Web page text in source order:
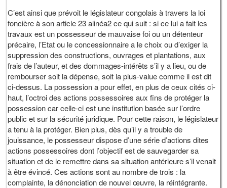
C’est ainsi que prévoit le législateur congolais à travers la loi
foncière à son article 23 alinéa2 ce qui suit : si ce lui a fait les
travaux est un possesseur de mauvaise foi ou un détenteur
précaire, l’Etat ou le concessionnaire a le choix ou d’exiger la
suppression des constructions, ouvrages et plantations, aux
frais de l’auteur, et des dommages-intérêts s’il y a lieu, ou de
rembourser soit la dépense, soit la plus-value comme il est dit
ci-dessus. La possession a pour effet, en plus de ceux cités ci-
haut, l’octroi des actions possessoires aux fins de protéger la
possession car celle-ci est une institution basée sur l’ordre
public et sur la sécurité juridique. Pour cette raison, le législateur
a tenu à la protéger. Bien plus, dès qu’il y a trouble de
jouissance, le possesseur dispose d’une série d’actions dites
actions possessoires dont l’objectif est de sauvegarder sa
situation et de le remettre dans sa situation antérieure s’il venait
à être évincé. Ces actions sont au nombre de trois : la
complainte, la dénonciation de nouvel œuvre, la réintégrante.